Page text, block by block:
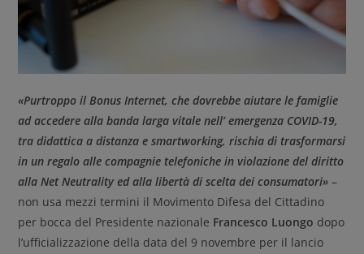
«Purtroppo il Bonus Internet, che dovrebbe aiutare le famiglie
ad accedere alla banda larga vitale nell’ emergenza COVID-19,
tra didattica a distanza e smartworking, rischia di trasformarsi
in un regalo alle compagnie telefoniche in violazione del diritto
alla Net Neutrality ed alla libertà di scelta dei consumatori» –
non usa mezzi termini il Movimento Difesa del Cittadino
per bocca del Presidente nazionale Francesco Luongo dopo
l’ufficializzazione della data del 9 novembre per il lancio